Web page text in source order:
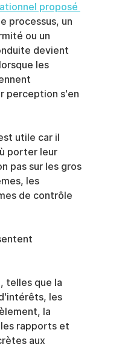
proposé
processus, un
ou un
devient
les
perception s'en
utile car il
porter leur
pas sur les gros
les
de contrôle
telles que la
les
la
rapports et
aux